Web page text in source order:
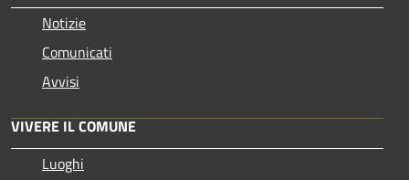
Notizie
Comunicati
Avvisi
VIVERE IL COMUNE
Luoghi